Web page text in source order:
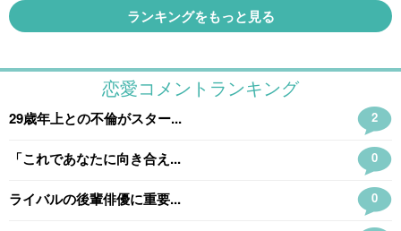
ランキングをもっと見る